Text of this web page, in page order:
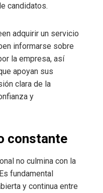
candidatos.
adquirir un servicio
informarse sobre
la empresa, así
apoyan sus
clara de la
y
constante
no culmina con la
fundamental
y continua entre